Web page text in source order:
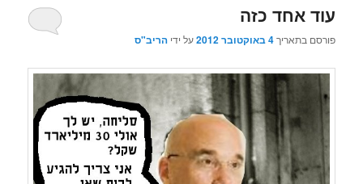
עוד אחד כזה
פורסם בתאריך4 באוקטובר 2012 על ידיהריב"ס